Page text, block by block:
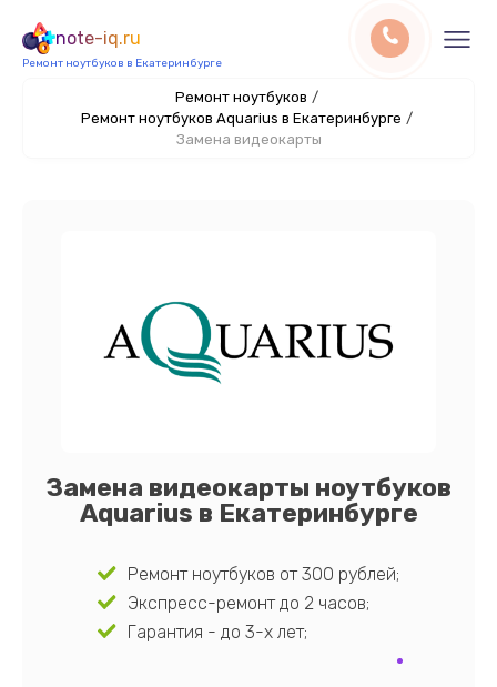
note-iq.ru
Ремонт ноутбуков в Екатеринбурге
Ремонт ноутбуков /
Ремонт ноутбуков Aquarius в Екатеринбурге /
Замена видеокарты
Замена видеокарты ноутбуков
Aquarius в Екатеринбурге
Ремонт ноутбуков от 300 рублей;
Экспресс-ремонт до 2 часов;
Гарантия - до 3-х лет;